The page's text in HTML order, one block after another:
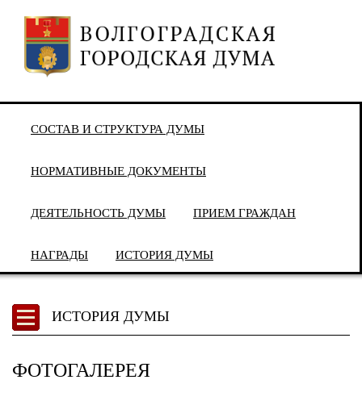
СОСТАВ И СТРУКТУРА ДУМЫ
НОРМАТИВНЫЕ ДОКУМЕНТЫ
ДЕЯТЕЛЬНОСТЬ ДУМЫ ПРИЕМ ГРАЖДАН
НАГРАДЫ ИСТОРИЯ ДУМЫ
ИСТОРИЯ ДУМЫ
ФОТОГАЛЕРЕЯ